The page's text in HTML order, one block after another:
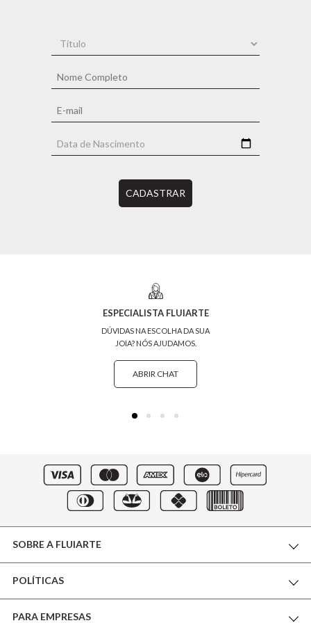
CADASTRAR
ESPECIALISTA FLUIARTE
DÚVIDAS NA ESCOLHA DA SUA
JOIA? NÓS AJUDAMOS.
ABRIR CHAT
SOBRE A FLUIARTE
THE WORLD OF FLUIARTE
NOSSA BOUTIQUE
POLÍTICAS
CERTIFICADO DE GARANTIA
PARA EMPRESAS